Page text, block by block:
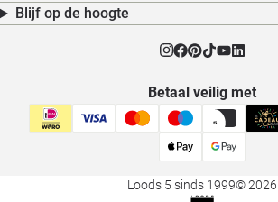
Blijf op de hoogte
Betaal veilig met
Loods 5 sinds 1999© 2026